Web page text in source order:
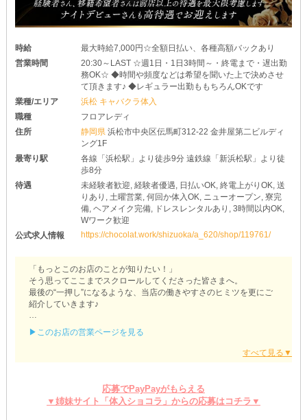
時給
最大時給7,000円☆全額日払い、各種高額バックあり
営業時間
20:30～LAST ☆週1日・1日3時間～・終電まで・遅出勤
務OK☆ ◆時間や頻度などは希望を聞いた上で決めさせ
て頂きます♪ ◆レギュラー出勤ももちろんOKです
業種/エリア
浜松 キャバクラ体入
職種
フロアレディ
住所
静岡県浜松市中央区伝馬町312-22 金井屋第二ビルディ
ング1F
最寄り駅
各線「浜松駅」より徒歩9分 遠鉄線「新浜松駅」より徒
歩8分
待遇
未経験者歓迎, 経験者優遇, 日払いOK, 終電上がりOK, 送
りあり, 土曜営業, 何回か体入OK, ニューオープン, 寮完
備, ヘアメイク完備, ドレスレンタルあり, 3時間以内OK,
Wワーク歓迎
公式求人情報
https://chocolat.work/shizuoka/a_620/shop/119761/
「もっとこのお店のことが知りたい！」
そう思ってここまでスクロールしてくださった皆さまへ。
最後の“一押し”になるような、当店の働きやすさのヒミツを更にご
紹介していきます♪
具体的にどんなものかというと…
・平日は会社があるから土曜の週1日のみ
▶このお店の営業ページを見る
応募でPayPayがもらえる
▼姉妹サイト「体入ショコラ」からの応募はコチラ▼